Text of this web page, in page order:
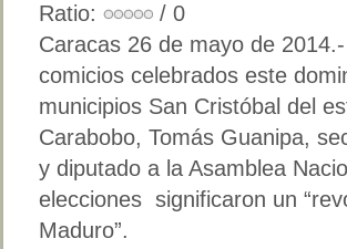
Ratio:
/ 0
Caracas 26 de mayo de
comicios celebrados este
municipios San Cristóbal del
Carabobo, Tomás Guanipa,
y diputado a la Asamblea
elecciones significaron un
Maduro”.